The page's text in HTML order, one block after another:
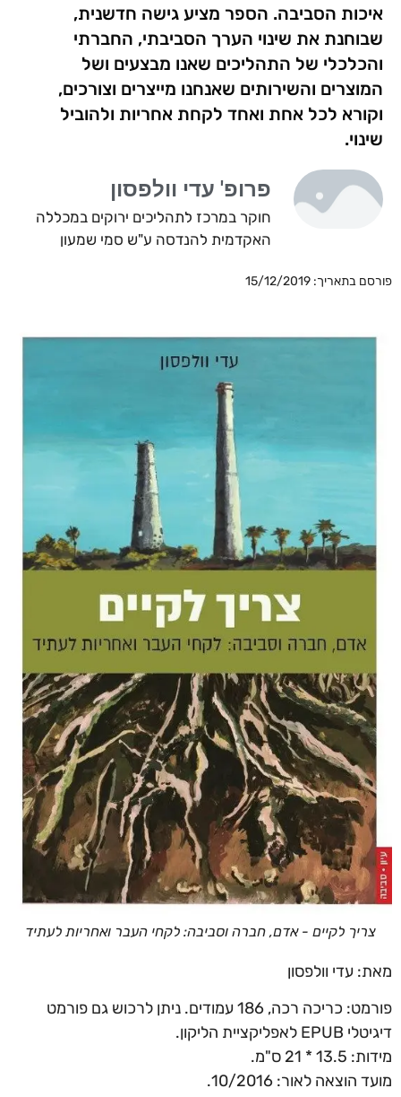
איכות הסביבה. הספר מציע גישה חדשנית,
שבוחנת את שינוי הערך הסביבתי, החברתי
והכלכלי של התהליכים שאנו מבצעים ושל
המוצרים והשירותים שאנחנו מייצרים וצורכים,
וקורא לכל אחת ואחד לקחת אחריות ולהוביל
שינוי.
פרופ' עדי וולפסון
חוקר במרכז לתהליכים ירוקים במכללה
האקדמית להנדסה ע"ש סמי שמעון
פורסם בתאריך: 15/12/2019
צריך לקיים - אדם, חברה וסביבה: לקחי העבר ואחריות לעתיד
מאת: עדי וולפסון
פורמט: כריכה רכה, 186 עמודים. ניתן לרכוש גם פורמט
דיגיטלי EPUB לאפליקציית הליקון.
מידות: 13.5 * 21 ס"מ.
מועד הוצאה לאור: 10/2016.